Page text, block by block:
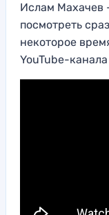
Ислам Махачев
посмотреть
некоторое
YouTube-канала